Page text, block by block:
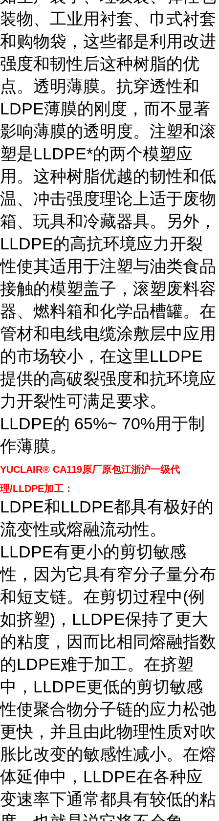
装物、工业用衬套、巾式衬套
和购物袋，这些都是利用改进
强度和韧性后这种树脂的优
点。透明薄膜。抗穿透性和
LDPE薄膜的刚度，而不显著
影响薄膜的透明度。注塑和滚
塑是LLDPE*的两个模塑应
用。这种树脂优越的韧性和低
温、冲击强度理论上适于废物
箱、玩具和冷藏器具。另外，
LLDPE的高抗环境应力开裂
性使其适用于注塑与油类食品
接触的模塑盖子，滚塑废料容
器、燃料箱和化学品槽罐。在
管材和电线电缆涂敷层中应用
的市场较小，在这里LLDPE
提供的高破裂强度和抗环境应
力开裂性可满足要求。
LLDPE的 65%~ 70%用于制
作薄膜。
YUCLAIR® CA119原厂原包江浙沪一级代
理/LLDPE加工：
LDPE和LLDPE都具有极好的
流变性或熔融流动性。
LLDPE有更小的剪切敏感
性，因为它具有窄分子量分布
和短支链。在剪切过程中(例
如挤塑)，LLDPE保持了更大
的粘度，因而比相同熔融指数
的LDPE难于加工。在挤塑
中，LLDPE更低的剪切敏感
性使聚合物分子链的应力松弛
更快，并且由此物理性质对吹
胀比改变的敏感性减小。在熔
体延伸中，LLDPE在各种应
变速率下通常都具有较低的粘